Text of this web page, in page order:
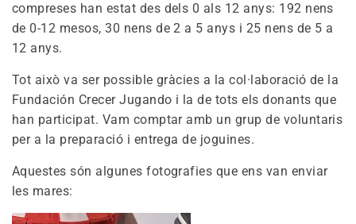
compreses han estat des dels 0 als 12 anys: 192 nens
de 0-12 mesos, 30 nens de 2 a 5 anys i 25 nens de 5 a
12 anys.
Tot això va ser possible gràcies a la col·laboració de la
Fundación Crecer Jugando i la de tots els donants que
han participat. Vam comptar amb un grup de voluntaris
per a la preparació i entrega de joguines.
Aquestes són algunes fotografies que ens van enviar
les mares: